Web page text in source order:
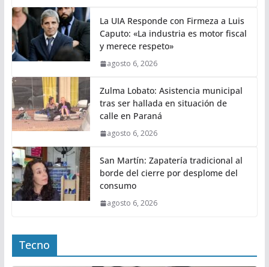
La UIA Responde con Firmeza a Luis
Caputo: «La industria es motor fiscal
y merece respeto»
agosto 6, 2026
Zulma Lobato: Asistencia municipal
tras ser hallada en situación de
calle en Paraná
agosto 6, 2026
San Martín: Zapatería tradicional al
borde del cierre por desplome del
consumo
agosto 6, 2026
Tecno